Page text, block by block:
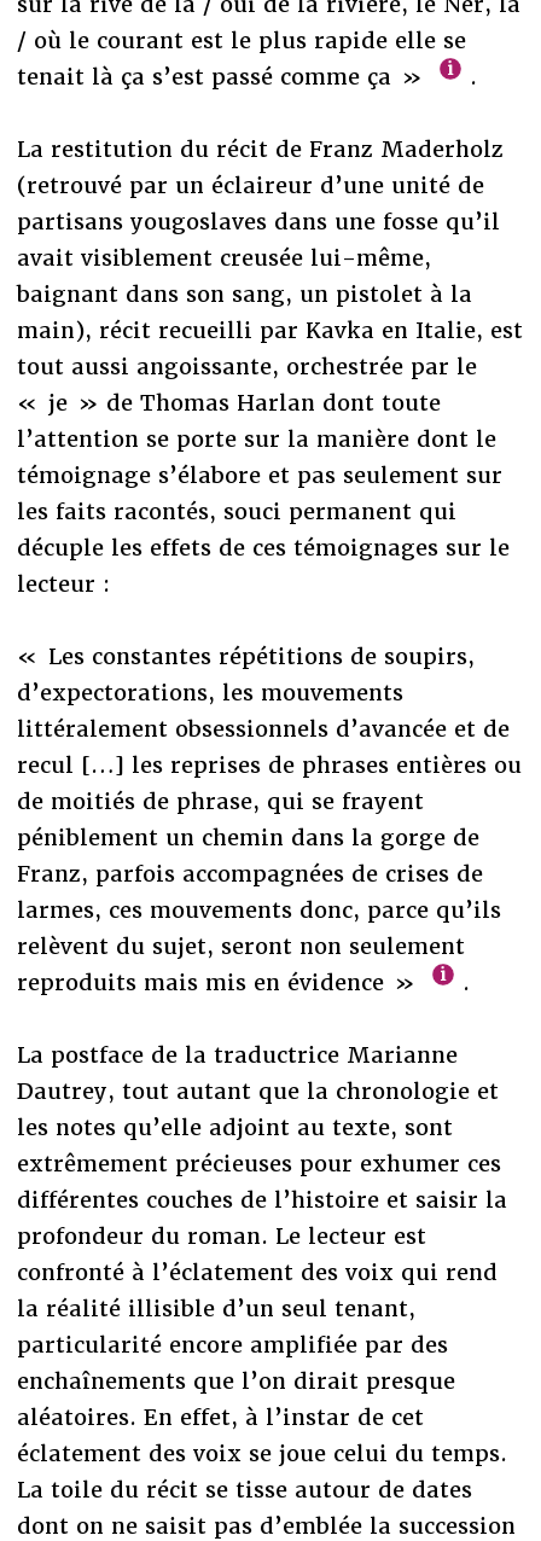
/ où le courant est le plus rapide elle se
tenait là ça s’est passé comme ça »
.
La restitution du récit de Franz Maderholz
(retrouvé par un éclaireur d’une unité de
partisans yougoslaves dans une fosse qu’il
avait visiblement creusée lui-même,
baignant dans son sang, un pistolet à la
main), récit recueilli par Kavka en Italie, est
tout aussi angoissante, orchestrée par le
« je » de Thomas Harlan dont toute
l’attention se porte sur la manière dont le
témoignage s’élabore et pas seulement sur
les faits racontés, souci permanent qui
décuple les effets de ces témoignages sur le
lecteur :
« Les constantes répétitions de soupirs,
d’expectorations, les mouvements
littéralement obsessionnels d’avancée et de
recul […] les reprises de phrases entières ou
de moitiés de phrase, qui se frayent
péniblement un chemin dans la gorge de
Franz, parfois accompagnées de crises de
larmes, ces mouvements donc, parce qu’ils
relèvent du sujet, seront non seulement
reproduits mais mis en évidence »
.
La postface de la traductrice Marianne
Dautrey, tout autant que la chronologie et
les notes qu’elle adjoint au texte, sont
extrêmement précieuses pour exhumer ces
différentes couches de l’histoire et saisir la
profondeur du roman. Le lecteur est
confronté à l’éclatement des voix qui rend
la réalité illisible d’un seul tenant,
particularité encore amplifiée par des
enchaînements que l’on dirait presque
aléatoires. En effet, à l’instar de cet
éclatement des voix se joue celui du temps.
La toile du récit se tisse autour de dates
dont on ne saisit pas d’emblée la succession